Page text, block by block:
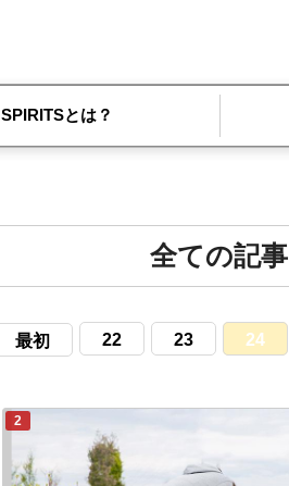
SPIRITSとは？
全ての記事
最初 22 23 24
2